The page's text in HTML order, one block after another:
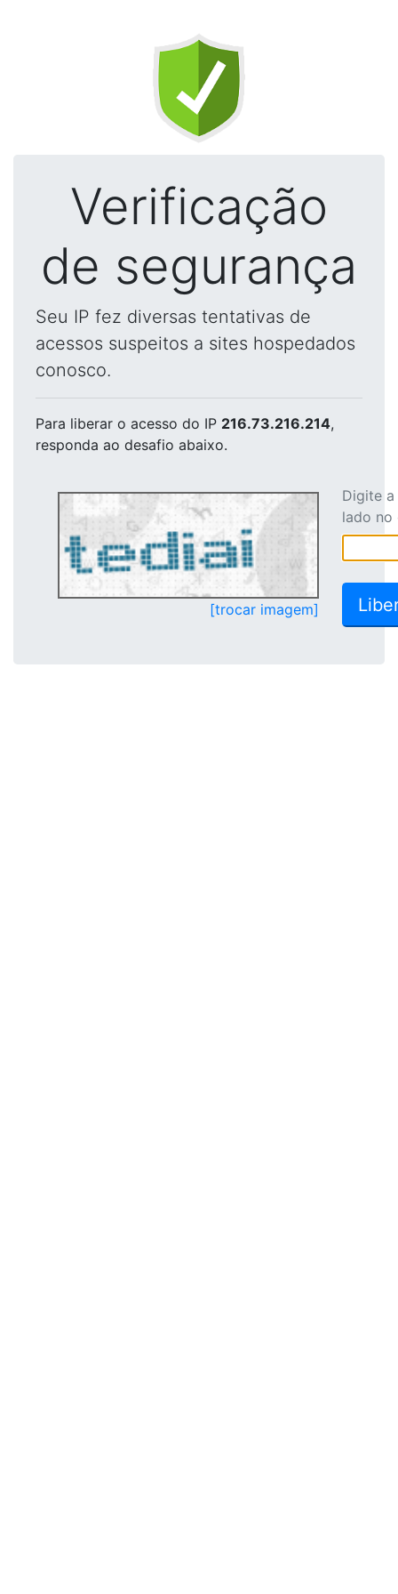
Verificação
de segurança
Seu IP fez diversas tentativas de
acessos suspeitos a sites hospedados
conosco.
Para liberar o acesso do IP 216.73.216.214,
responda ao desafio abaixo.
[trocar imagem]
Digite
lado no